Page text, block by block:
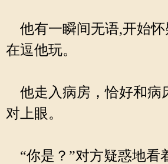
他有一瞬间无语,开始怀
在逗他玩。
他走入病房，恰好和病
对上眼。
“你是？”对方疑惑地看